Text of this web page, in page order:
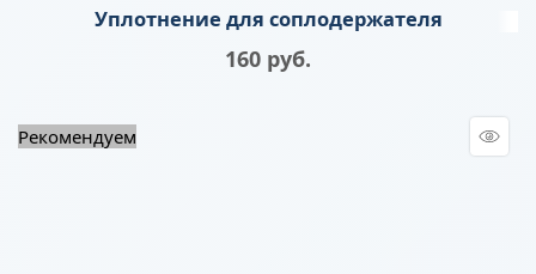
Уплотнение для соплодержателя
160 руб.
Рекомендуем